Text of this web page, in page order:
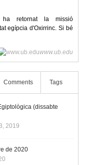
retornat la missió
egípcia d'Oxirrinc. Si bé
www.ub.edu
Comments Tags
(dissabte
2019
de 2020